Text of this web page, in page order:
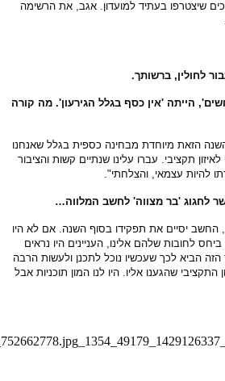
בעתיד למועדון. אגב, את הרשימה
לחולין, ברשותך.
הייתה 'אין כסף בגלל הגירעון'. מה קורה
הזאת מיוחדת מבחינה כספית בגלל שאנחנו
תקציבי. עברו עלינו שנתיים קשות והציבור
עצמאי, והצלחתי".
'בר מצווה' לחשב המלווה…
יסיים את תפקידו בסוף השנה. אם לא היו
לחובות שלהם אלינו, העניינים היו נראים
הביא לכך שעכשיו נוכל לתכנן ולעשות הרבה
שהגענו אליו. היו לנו המון תוכניות אבל